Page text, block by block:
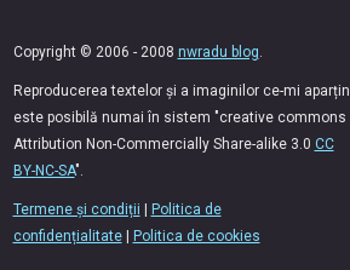
Copyright © 2006 - 2008 nwradu blog.
Reproducerea textelor și a imaginilor ce-mi aparțin
este posibilă numai în sistem "creative commons
Attribution Non-Commercially Share-alike 3.0 CC
BY-NC-SA".
Termene și condiții
Politica de
confidențialitate| Politica de cookies